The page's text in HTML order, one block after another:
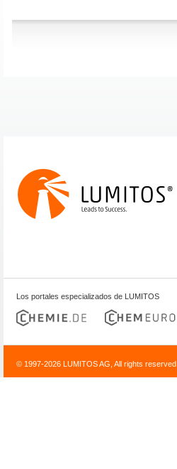
Los portales especializados de LUMITOS
© 1997-2026 LUMITOS AG, All rights reserved